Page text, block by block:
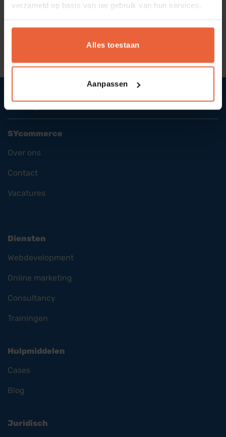
verzameld op basis van uw gebruik van hun services.
Alles toestaan
Aanpassen
SYcommerce
Over ons
Contact
Vacatures
Diensten
Webdevelopment
Online marketing
Consultancy
Trainingen
Hulpmiddelen
Cases
Blog
Juridisch